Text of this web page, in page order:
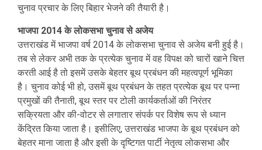
चुनाव प्रचार के लिए बिहार भेजने की तैयारी है।
भाजपा 2014 के लोकसभा चुनाव से अजेय
उत्तराखंड में भाजपा वर्ष 2014 के लोकसभा चुनाव से अजेय बनी हुई है।
तब से लेकर अभी तक के प्रत्येक चुनाव में वह विपक्ष को चारों खाने चित्त
करती आई है तो इसमें उसके बेहतर बूथ प्रबंधन की महत्वपूर्ण भूमिका
है। चुनाव कोई भी हो, उसमें बूथ प्रबंधन के तहत प्रत्येक बूथ पर पन्ना
प्रमुखों की तैनाती, बूथ स्तर पर टोली कार्यकर्ताओं की निरंतर
सक्रियता और की-वोटर से लगातार संपर्क पर विशेष रूप से ध्यान
केंद्रित किया जाता है। इसीलिए, उत्तराखंड भाजपा के बूथ प्रबंधन को
बेहतर माना जाता है और इसी के दृष्टिगत पार्टी नेतृत्व लोकसभा और